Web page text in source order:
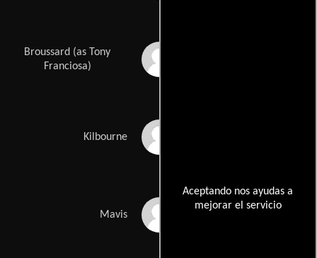
Aceptando nos ayudas a
mejorar el servicio
Broussard (as Tony
Franciosa)
Kilbourne
Mavis Gail Strickland